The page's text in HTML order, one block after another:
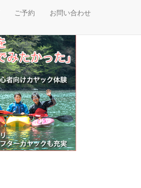
ご予約 お問い合わせ